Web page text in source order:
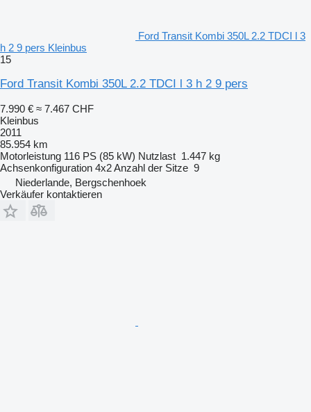
Ford Transit Kombi 350L 2.2 TDCI l 3
h 2 9 pers Kleinbus
15
Ford Transit Kombi 350L 2.2 TDCI l 3 h 2 9 pers
7.990 € ≈ 7.467 CHF
Kleinbus
2011
85.954 km
Motorleistung 116 PS (85 kW) Nutzlast 1.447 kg
Achsenkonfiguration 4x2Anzahl der Sitze 9
Niederlande, Bergschenhoek
Verkäufer kontaktieren